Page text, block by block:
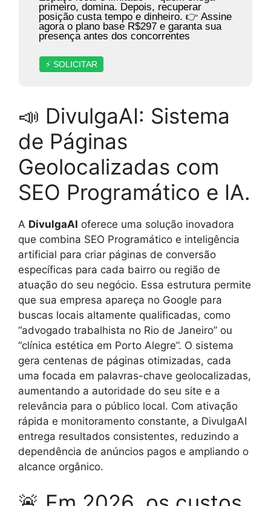
primeiro, domina. Depois, recuperar
posição custa tempo e dinheiro. 👉 Assine
agora o plano base R$297 e garanta sua
presença antes dos concorrentes
⚡ SOLICITAR
📣 DivulgaAI: Sistema
de Páginas
Geolocalizadas com
SEO Programático e IA.
A DivulgaAI oferece uma solução inovadora
que combina SEO Programático e inteligência
artificial para criar páginas de conversão
específicas para cada bairro ou região de
atuação do seu negócio. Essa estrutura permite
que sua empresa apareça no Google para
buscas locais altamente qualificadas, como
“advogado trabalhista no Rio de Janeiro” ou
“clínica estética em Porto Alegre”. O sistema
gera centenas de páginas otimizadas, cada
uma focada em palavras-chave geolocalizadas,
aumentando a autoridade do seu site e a
relevância para o público local. Com ativação
rápida e monitoramento constante, a DivulgaAI
entrega resultados consistentes, reduzindo a
dependência de anúncios pagos e ampliando o
alcance orgânico.